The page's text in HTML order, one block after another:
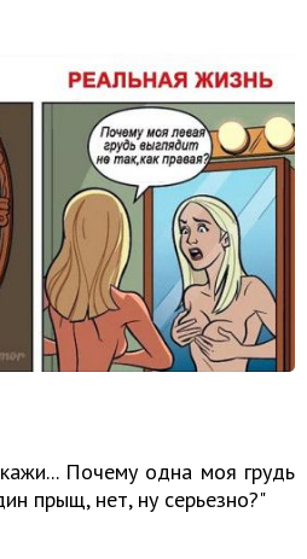
Почему одна моя грудь
прыщ, нет, ну серьезно?"